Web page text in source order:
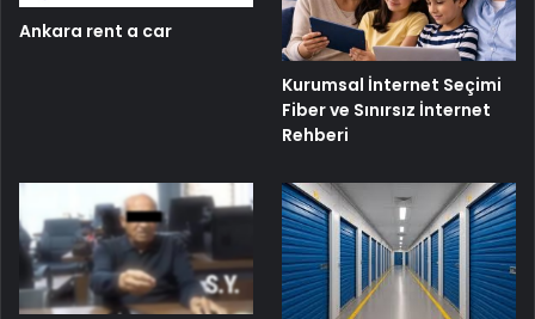
Ankara rent a car
Kurumsal İnternet Seçimi
Fiber ve Sınırsız İnternet
Rehberi